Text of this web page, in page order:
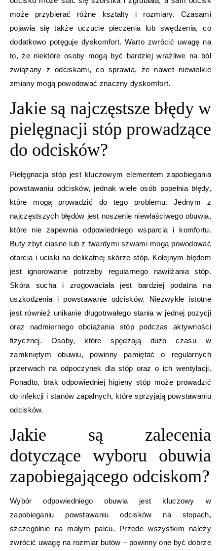
może przybierać różne kształty i rozmiary. Czasami
pojawia się także uczucie pieczenia lub swędzenia, co
dodatkowo potęguje dyskomfort. Warto zwrócić uwagę na
to, że niektóre osoby mogą być bardziej wrażliwe na ból
związany z odciskami, co sprawia, że nawet niewielkie
zmiany mogą powodować znaczny dyskomfort.
Jakie są najczęstsze błędy w
pielęgnacji stóp prowadzące
do odcisków?
Pielęgnacja stóp jest kluczowym elementem zapobiegania
powstawaniu odcisków, jednak wiele osób popełnia błędy,
które mogą prowadzić do tego problemu. Jednym z
najczęstszych błędów jest noszenie niewłaściwego obuwia,
które nie zapewnia odpowiedniego wsparcia i komfortu.
Buty zbyt ciasne lub z twardymi szwami mogą powodować
otarcia i uciski na delikatnej skórze stóp. Kolejnym błędem
jest ignorowanie potrzeby regularnego nawilżania stóp.
Skóra sucha i zrogowaciała jest bardziej podatna na
uszkodzenia i powstawanie odcisków. Niezwykle istotne
jest również unikanie długotrwałego stania w jednej pozycji
oraz nadmiernego obciążania stóp podczas aktywności
fizycznej. Osoby, które spędzają dużo czasu w
zamkniętym obuwiu, powinny pamiętać o regularnych
przerwach na odpoczynek dla stóp oraz o ich wentylacji.
Ponadto, brak odpowiedniej higieny stóp może prowadzić
do infekcji i stanów zapalnych, które sprzyjają powstawaniu
odcisków.
Jakie są zalecenia
dotyczące wyboru obuwia
zapobiegającego odciskom?
Wybór odpowiedniego obuwia jest kluczowy w
zapobieganiu powstawaniu odcisków na stopach,
szczególnie na małym palcu. Przede wszystkim należy
zwrócić uwagę na rozmiar butów – powinny one być dobrze